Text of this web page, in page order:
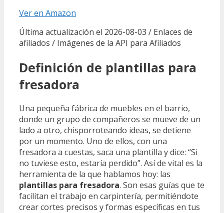
Ver en Amazon
Última actualización el 2026-08-03 / Enlaces de
afiliados / Imágenes de la API para Afiliados
Definición de plantillas para
fresadora
Una pequeña fábrica de muebles en el barrio,
donde un grupo de compañeros se mueve de un
lado a otro, chisporroteando ideas, se detiene
por un momento. Uno de ellos, con una
fresadora a cuestas, saca una plantilla y dice: “Si
no tuviese esto, estaría perdido”. Así de vital es la
herramienta de la que hablamos hoy: las
plantillas para fresadora. Son esas guías que te
facilitan el trabajo en carpintería, permitiéndote
crear cortes precisos y formas específicas en tus